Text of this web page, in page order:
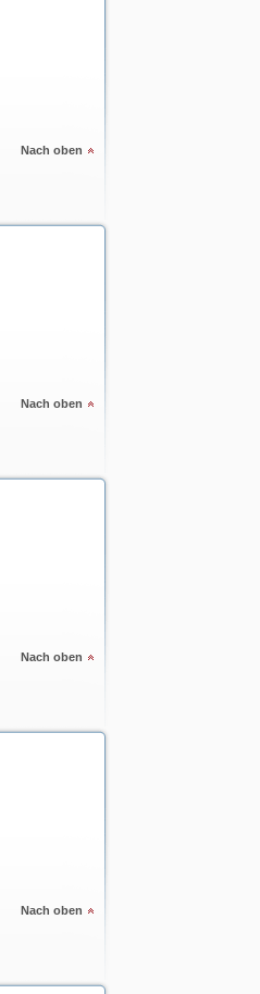
Nach oben
Nach oben
Nach oben
Nach oben